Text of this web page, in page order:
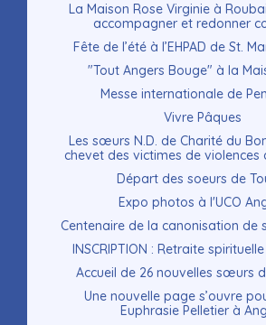
La Maison Rose Virginie à
accompagner et redonner
Fête de l’été à l’EHPAD de St.
"Tout Angers Bouge" à la
Messe internationale de
Vivre Pâques
Les sœurs N.D. de Charité du
chevet des victimes de violences
Départ des soeurs de
Expo photos à l'UCO
Centenaire de la canonisation de
INSCRIPTION : Retraite
Accueil de 26 nouvelles sœurs
Une nouvelle page s’ouvre
Euphrasie Pelletier à